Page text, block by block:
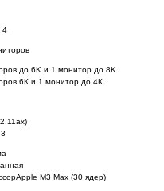
4
до 6K и 1 монитор до 8K
6К и 1 монитор до 4К
M3 Max (30 ядер)